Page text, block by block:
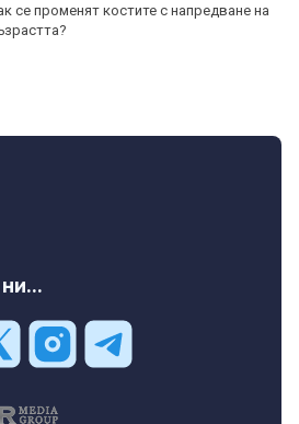
се променят костите с напредване на